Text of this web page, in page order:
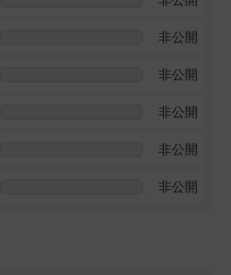
非公開
非公開
非公開
非公開
非公開